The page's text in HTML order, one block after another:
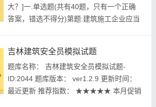
下D.100万元以上200万元以下正...
大？]一.单选题(共有40题，只有一个正确
答案，错选不得分)第题:建筑施工企业应当
核不合格的，不得上岗。培训情况应当记入
企业安全生产教育培训档案。A.每月B.每季
度C.每半年D.每年正确答案:查看最佳答案
更多最新...
吉林建筑安全员模拟试题
题库名称： 吉林建筑安全员模拟试题-
ID:2044 题库版本： ver1.2.9 更新时间：
最近更新 推荐指数： ★★★★★ 本月促销